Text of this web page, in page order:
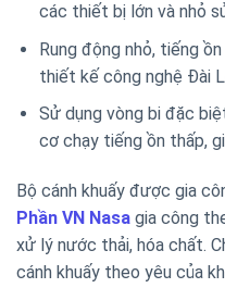
các thiết bị lớn và nhỏ
Rung động nhỏ, tiếng
thiết kế công nghệ Đài
Sử dụng vòng bi đặc
cơ chạy tiếng ồn thấp,
Bộ cánh khuấy được gia
Phần VN Nasa gia công
xử lý nước thải, hóa chất.
cánh khuấy theo yêu của